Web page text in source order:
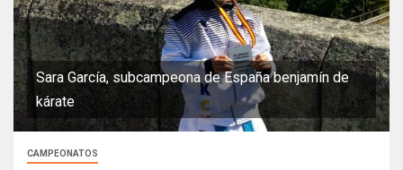
Sara García, subcampeona de España benjamín de
kárate
CAMPEONATOS